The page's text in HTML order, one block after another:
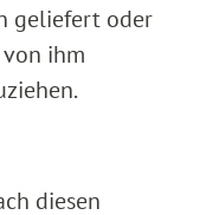
geliefert oder
ihm
diesen